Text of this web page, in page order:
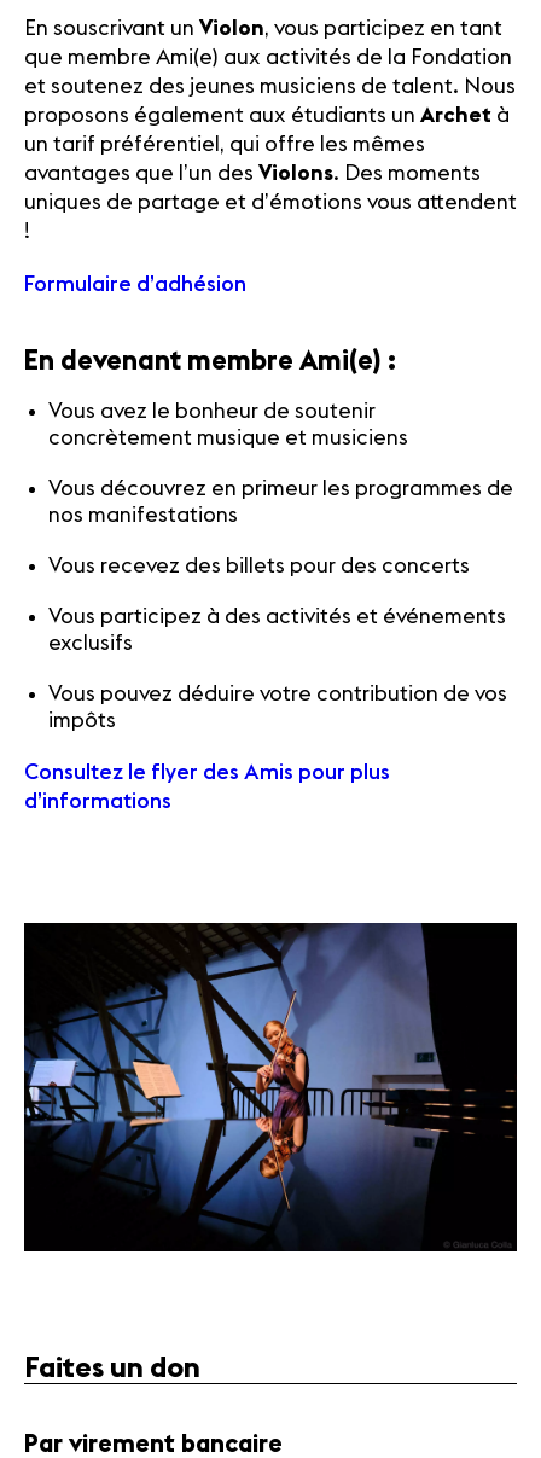
En souscrivant un Violon, vous participez en tant
que membre Ami(e) aux activités de la Fondation
et soutenez des jeunes musiciens de talent. Nous
proposons également aux étudiants un Archet à
un tarif préférentiel, qui offre les mêmes
avantages que l’un des Violons. Des moments
uniques de partage et d’émotions vous attendent
!
Formulaire d’adhésion
En devenant membre Ami(e) :
Vous avez le bonheur de soutenir
concrètement musique et musiciens
Vous découvrez en primeur les programmes de
nos manifestations
Vous recevez des billets pour des concerts
Vous participez à des activités et événements
exclusifs
Vous pouvez déduire votre contribution de vos
impôts
Consultez le flyer des Amis pour plus
d’informations
Faites un don
Par virement bancaire